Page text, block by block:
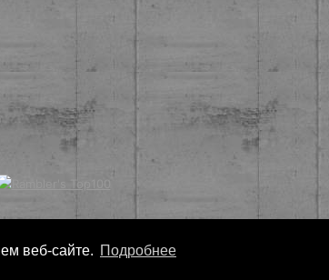
веб-сайте. Подробнее
Nonarko2026 - Все права защищены